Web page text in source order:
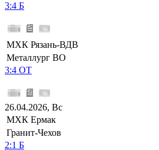
3:4 Б
МХК Рязань-ВДВ
Металлург ВО
3:4 ОТ
26.04.2026, Вс
МХК Ермак
Гранит-Чехов
2:1 Б